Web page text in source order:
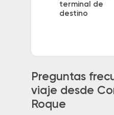
terminal de
destino
Preguntas
viaje desde
Roque